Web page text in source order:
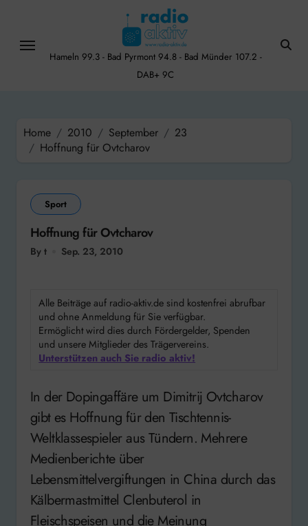
content
Hameln 99.3 - Bad Pyrmont 94.8 - Bad Münder 107.2 -
DAB+ 9C
Home 2010 September
23
Hoffnung für Ovtcharov
Sport
Hoffnung für Ovtcharov
By t Sep. 23, 2010
Alle Beiträge auf radio-aktiv.de sind kostenfrei abrufbar
und ohne Anmeldung für Sie verfügbar.
Ermöglicht wird dies durch Fördergelder, Spenden
und unsere Mitglieder des Trägervereins.
Unterstützen auch Sie radio aktiv!
In der Dopingaffäre um Dimitrij Ovtcharov
gibt es Hoffnung für den Tischtennis-
Weltklassespieler aus Tündern. Mehrere
Medienberichte über
Lebensmittelvergiftungen in China durch das
Kälbermastmittel Clenbuterol in
Fleischspeisen und die Meinung